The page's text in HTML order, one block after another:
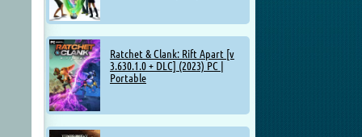
Ratchet & Clank: Rift Apart [v
3.630.1.0 + DLC] (2023) PC |
Portable